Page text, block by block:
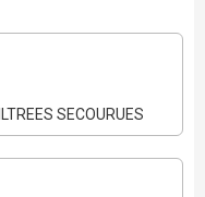
SECOURUES